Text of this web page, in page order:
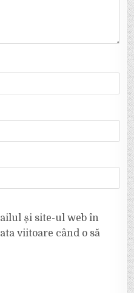
și site-ul web în
viitoare când o să